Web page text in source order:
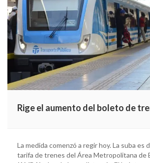
Rige el aumento del boleto de
La medida comenzó a regir hoy. La suba es
tarifa de trenes del Área Metropolitana de